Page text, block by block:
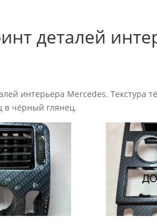
деталей
интерьера Mercedes. Текстура
в чёрный глянец.